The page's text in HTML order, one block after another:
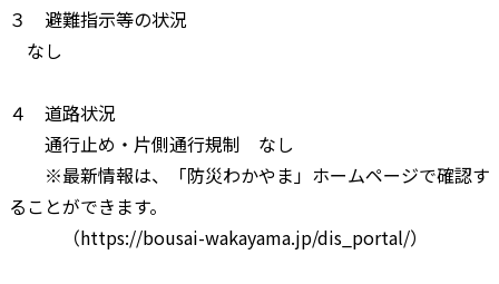
３ 避難指示等の状況
なし
４ 道路状況
通行止め・片側通行規制 なし
※最新情報は、「防災わかやま」ホームページで確認す
ることができます。
（https://bousai-wakayama.jp/dis_portal/）